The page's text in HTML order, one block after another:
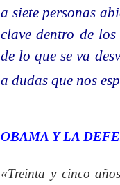
a siete personas
clave dentro de
de lo que se va
a dudas que nos
OBAMA Y LA
«Treinta y cinco